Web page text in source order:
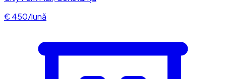
€ 450/lună